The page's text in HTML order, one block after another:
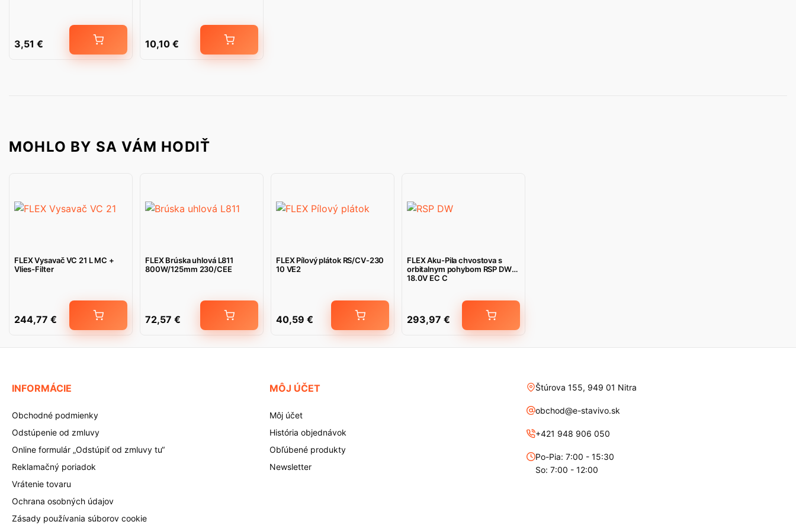
3,51 € 10,10 €
MOHLO BY SA VÁM HODIŤ
FLEX Vysavač VC 21 L MC +
Vlies-Filter
244,77 €
FLEX Brúska uhlová L811
800W/125mm 230/CEE
72,57 €
FLEX Pílový plátok RS/CV-230
10 VE2
40,59 €
FLEX Aku-Pila chvostova s
orbitalnym pohybom RSP DW
18.0V EC C
293,97 €
INFORMÁCIE
Obchodné podmienky
Odstúpenie od zmluvy
Online formulár „Odstúpiť od zmluvy tu“
Reklamačný poriadok
Vrátenie tovaru
Ochrana osobných údajov
Zásady používania súborov cookie
MÔJ ÚČET
Môj účet
História objednávok
Obľúbené produkty
Newsletter
Štúrova 155, 949 01 Nitra
obchod@e-stavivo.sk
+421 948 906 050
Po-Pia: 7:00 - 15:30
So: 7:00 - 12:00